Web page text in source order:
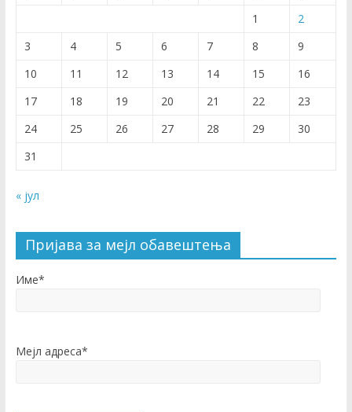
1
2
3
4 5 6 7 8
9
10
11 12 13 14 15
16
17
18 19 20 21 22
23
24
25 26 27 28 29
30
31
« јул
Пријава за мејл обавештења
Име*
Мејл адреса*